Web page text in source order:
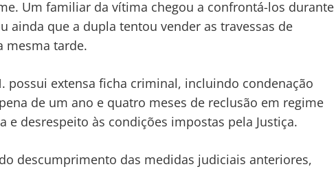
Um familiar da vítima chegou a confrontá-los durante
ainda que a dupla tentou vender as travessas de
mesma tarde.
possui extensa ficha criminal, incluindo condenação
de um ano e quatro meses de reclusão em regime
desrespeito às condições impostas pela Justiça.
descumprimento das medidas judiciais anteriores,